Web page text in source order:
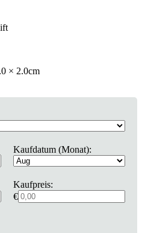
× 2.0cm
Kaufdatum (Monat):
Kaufpreis:
€